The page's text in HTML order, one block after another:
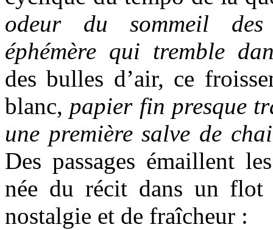
odeur du sommeil des
éphémère qui tremble
des bulles d’air, ce
blanc, papier fin presque
une première salve de
Des passages émaillent
née du récit dans un flot
nostalgie et de fraîcheur :